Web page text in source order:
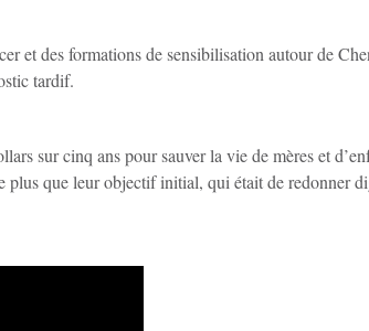
et des formations de sensibilisation autour de
tardif.
sur cinq ans pour sauver la vie de mères et
que leur objectif initial, qui était de redonner